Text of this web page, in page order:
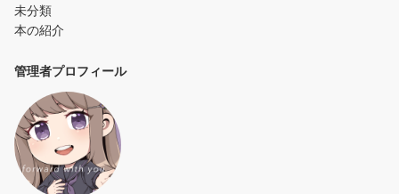
未分類
本の紹介
管理者プロフィール